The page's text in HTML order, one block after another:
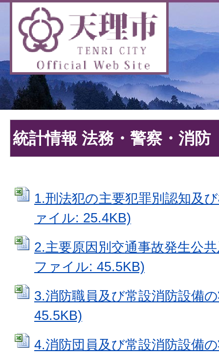
統計情報 法務・警察・消防
1.刑法犯の主要犯罪別認知及
ァイル: 25.4KB)
2.主要原因別交通事故発生公
ファイル: 45.5KB)
3.消防職員及び常設消防設備
45.5KB)
4.消防団員及び常設消防設備